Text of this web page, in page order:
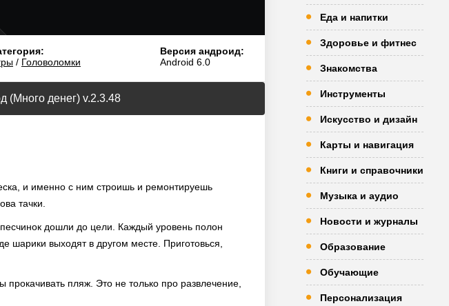
/ Головоломки
Версия андроид:
Android 6.0
(Много денег) v.2.3.48
и именно с ним строишь и ремонтируешь
тачки.
дошли до цели. Каждый уровень полон
шарики выходят в другом месте. Приготовься,
пляж. Это не только про развлечение,
Еда и напитки
Здоровье и фитнес
Знакомства
Инструменты
Искусство и дизайн
Карты и навигация
Книги и справочники
Музыка и аудио
Новости и журналы
Образование
Обучающие
Персонализация